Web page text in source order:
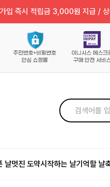
입 즉시 적립금 3,000원 지급 /
날멋진 도약시작하는 날기억할 날